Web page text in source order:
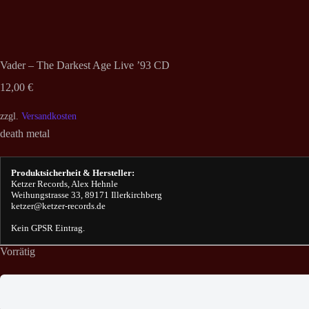
Vader – The Darkest Age Live ’93 CD
12,00 €
zzgl. Versandkosten
death metal
Produktsicherheit & Hersteller:
Ketzer Records, Alex Hehnle
Weihungstrasse 33, 89171 Illerkirchberg
ketzer@ketzer-records.de
Kein GPSR Eintrag.
Vorrätig